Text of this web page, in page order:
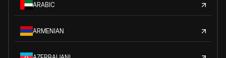
ARABIC
ARMENIAN